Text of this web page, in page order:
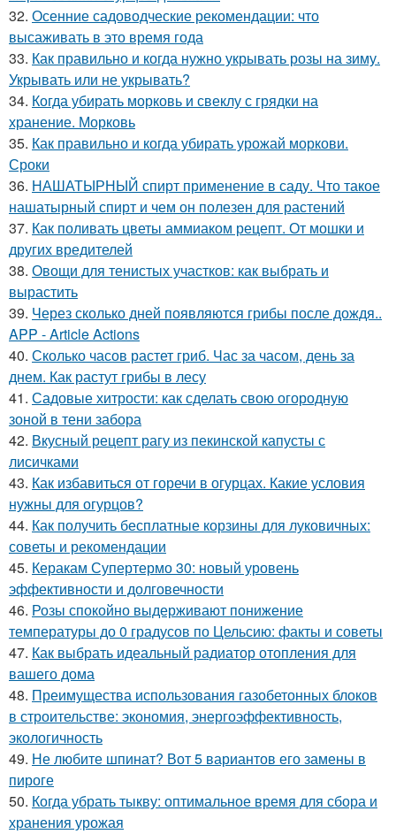
32. Осенние садоводческие рекомендации: что
высаживать в это время года
33. Как правильно и когда нужно укрывать розы на зиму.
Укрывать или не укрывать?
34. Когда убирать морковь и свеклу с грядки на
хранение. Морковь
35. Как правильно и когда убирать урожай моркови.
Сроки
36. НАШАТЫРНЫЙ спирт применение в саду. Что такое
нашатырный спирт и чем он полезен для растений
37. Как поливать цветы аммиаком рецепт. От мошки и
других вредителей
38. Овощи для тенистых участков: как выбрать и
вырастить
39. Через сколько дней появляются грибы после дождя..
APP - Article Actions
40. Сколько часов растет гриб. Час за часом, день за
днем. Как растут грибы в лесу
41. Садовые хитрости: как сделать свою огородную
зоной в тени забора
42. Вкусный рецепт рагу из пекинской капусты с
лисичками
43. Как избавиться от горечи в огурцах. Какие условия
нужны для огурцов?
44. Как получить бесплатные корзины для луковичных:
советы и рекомендации
45. Керакам Супертермо 30: новый уровень
эффективности и долговечности
46. Розы спокойно выдерживают понижение
температуры до 0 градусов по Цельсию: факты и советы
47. Как выбрать идеальный радиатор отопления для
вашего дома
48. Преимущества использования газобетонных блоков
в строительстве: экономия, энергоэффективность,
экологичность
49. Не любите шпинат? Вот 5 вариантов его замены в
пироге
50. Когда убрать тыкву: оптимальное время для сбора и
хранения урожая